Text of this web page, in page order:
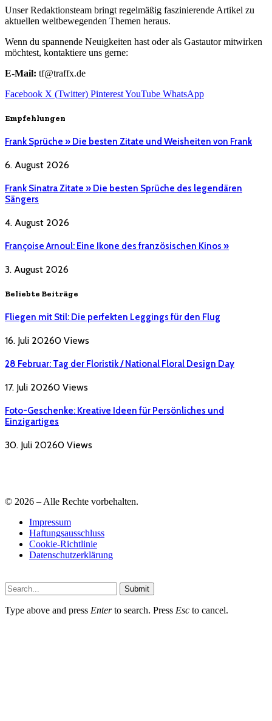
Unser Redaktionsteam bringt regelmäßig faszinierende Artikel zu
aktuellen weltbewegenden Themen heraus.
Wenn du spannende Neuigkeiten hast oder als Gastautor mitwirken
möchtest, kontaktiere uns gerne:
E-Mail: tf@traffx.de
Facebook X (Twitter) PinterestYouTube WhatsApp
Empfehlungen
Frank Sprüche » Die besten Zitate und Weisheiten von Frank
6. August 2026
Frank Sinatra Zitate » Die besten Sprüche des legendären
Sängers
4. August 2026
Françoise Arnoul: Eine Ikone des französischen Kinos »
3. August 2026
Beliebte Beiträge
Fliegen mit Stil: Die perfekten Leggings für den Flug
16. Juli 20260 Views
28 Februar: Tag der Floristik / National Floral Design Day
17. Juli 20260 Views
Foto-Geschenke: Kreative Ideen für Persönliches und
Einzigartiges
30. Juli 20260 Views
© 2026 – Alle Rechte vorbehalten.
Impressum
Haftungsausschluss
Cookie-Richtlinie
Datenschutzerklärung
Submit
Type above and press Enterto search. Press Esc to cancel.